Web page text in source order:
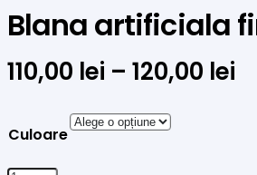
Blana artificiala
110,00 lei – 120,00 lei
Culoare